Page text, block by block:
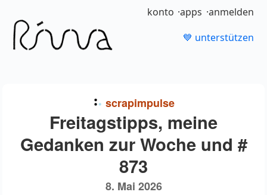
konto apps anmelden
💙 unterstützen
scrapimpulse
Freitagstipps, meine
Gedanken zur Woche und #
873
8. Mai 2026